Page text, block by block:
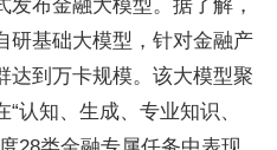
布金融大模型。据了解，
研基础大模型，针对金融产
达到万卡规模。该大模型聚
认知、生成、专业知识、